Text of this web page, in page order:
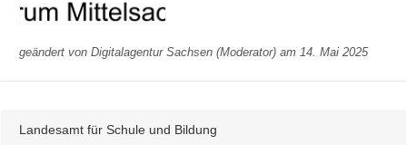
geändert von Digitalagentur Sachsen (Moderator) am 14. Mai 2025
Landesamt für Schule und Bildung